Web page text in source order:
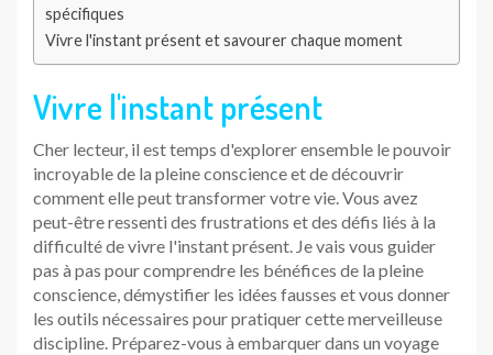
spécifiques
Vivre l'instant présent et savourer chaque moment
Vivre l'instant présent
Cher lecteur, il est temps d'explorer ensemble le pouvoir
incroyable de la pleine conscience et de découvrir
comment elle peut transformer votre vie. Vous avez
peut-être ressenti des frustrations et des défis liés à la
difficulté de vivre l'instant présent. Je vais vous guider
pas à pas pour comprendre les bénéfices de la pleine
conscience, démystifier les idées fausses et vous donner
les outils nécessaires pour pratiquer cette merveilleuse
discipline. Préparez-vous à embarquer dans un voyage